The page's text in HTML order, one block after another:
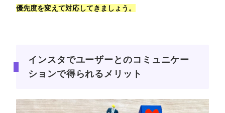
優先度を変えて対応してきましょう。
インスタでユーザーとのコミュニケー
ションで得られるメリット